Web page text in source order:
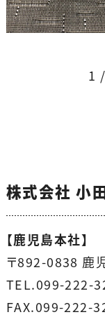
1
株式会社 小
【鹿児島本社】
〒892-0838 鹿
TEL.099-222-
FAX.099-222-